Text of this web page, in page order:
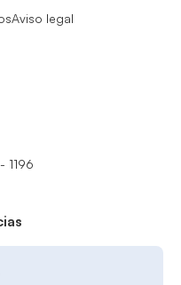
Aviso legal
1196